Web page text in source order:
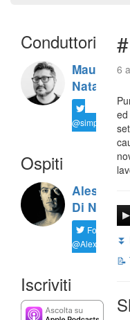
Conduttori
Maurizio
Natali
@simplemal
Ospiti
Di Noia
Follow
@AlexD75
Iscriviti
6
📝